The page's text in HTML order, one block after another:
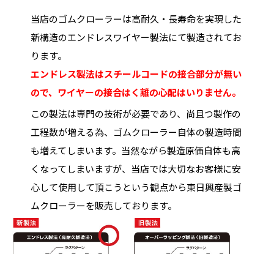
当店のゴムクローラーは高耐久・長寿命を実現した
新構造のエンドレスワイヤー製法にて製造されてお
ります。
エンドレス製法はスチールコードの接合部分が無い
ので、ワイヤーの接合はく離の心配はいりません。
この製法は専門の技術が必要であり、尚且つ製作の
工程数が増える為、ゴムクローラー自体の製造時間
も増えてしまいます。当然ながら製造原価自体も高
くなってしまいますが、当店では大切なお客様に安
心して使用して頂こうという観点から東日興産製ゴ
ムクローラーを販売しております。